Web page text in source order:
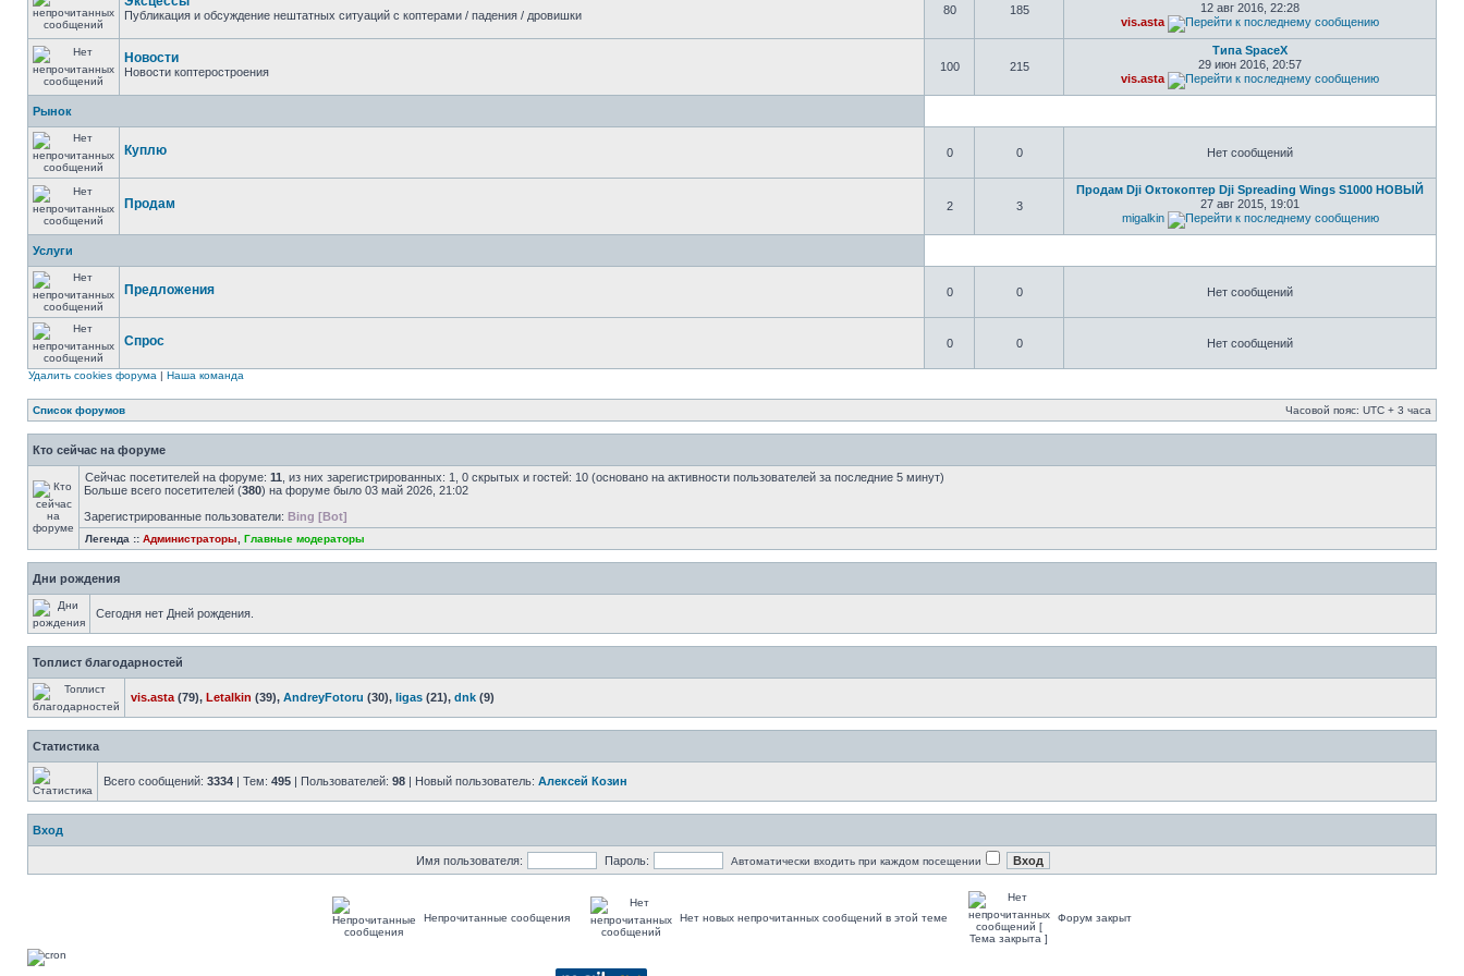
Публикация и обсуждение нештатных ситуаций с коптерами / падения / дровишки 80 185
12 авг 2016, 22:28
vis.asta
Новости
Новости коптеростроения 100 215
Типа SpaceX
29 июн 2016, 20:57
vis.asta
Рынок
Куплю 0 0 Нет сообщений
Продам 2 3
Продам Dji Октокоптер Dji Spreading Wings S1000 НОВЫЙ
27 авг 2015, 19:01
migalkin
Услуги
Предложения 0 0 Нет сообщений
Спрос 0 0 Нет сообщений
Удалить cookies форума | Наша команда
Список форумов Часовой пояс: UTC + 3 часа
Кто сейчас на форуме
Сейчас посетителей на форуме: 11 , из них зарегистрированных: 1, 0 скрытых и гостей: 10 (основано на активности пользователей за последние 5 минут)
Больше всего посетителей (380) на форуме было 03 май 2026, 21:02
Зарегистрированные пользователи: Bing [Bot]
Легенда :: Администраторы Главные модераторы
Дни рождения
Сегодня нет Дней рождения.
Топлист благодарностей
vis.asta (79), Letalkin (39), AndreyFotoru (30), ligas (21), dnk (9)
Статистика
Всего сообщений: 3334 | Тем: 495 | Пользователей: 98 | Новый пользователь: Алексей Козин
Вход
Имя пользователя: Пароль: Автоматически входить при каждом посещении
Непрочитанные сообщения Нет новых непрочитанных сообщений в этой теме Форум закрыт